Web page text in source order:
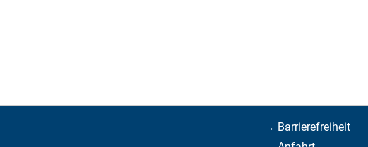
→ Barrierefreiheit